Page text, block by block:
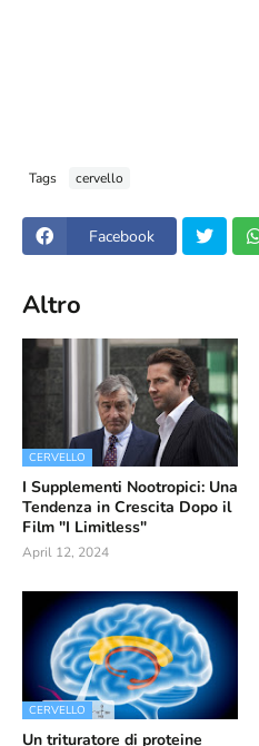
Tags cervello
Facebook
Altro
CERVELLO
I Supplementi Nootropici: Una
Tendenza in Crescita Dopo il
Film "I Limitless"
April 12, 2024
CERVELLO
Un trituratore di proteine